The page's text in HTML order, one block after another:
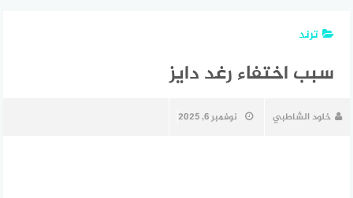
ترند
سبب اختفاء رغد دايز
خلود الشاطبي نوفمبر 6, 2025